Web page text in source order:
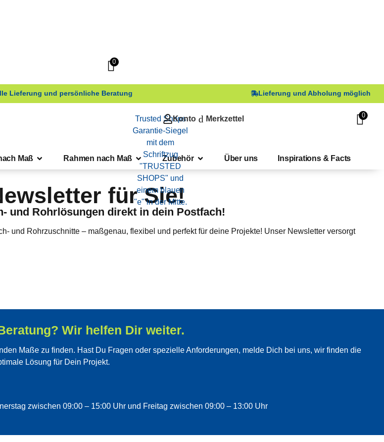
0
Lieferung und persönliche Beratung Lieferung und Abholung möglich
0
Merkzettel
Konto
Maß Rahmen nach Maß Zubehör Über uns Inspirations & Facts
für Sie!
und Rohrlösungen direkt in dein Postfach!
und Rohrzuschnitte – maßgenau, flexibel und perfekt für deine Projekte! Unser Newsletter versorgt
Wir helfen Dir weiter.
Maße zu finden. Hast Du Fragen oder spezielle Anforderungen, melde Dich bei uns, wir finden die
Lösung für Dein Projekt.
zwischen 09:00 – 15:00 Uhr und Freitag zwischen 09:00 – 13:00 Uhr